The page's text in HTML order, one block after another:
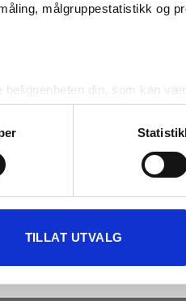
målgruppestatistikk og
beliggenheten din, som kan
den for bestemte
data behandles og
fra erklæringen om
om hvordan du bruker
TILLAT UTVALG